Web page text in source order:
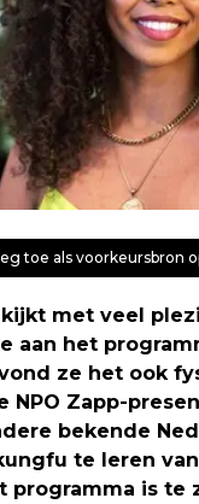
toe als voorkeursbron
kijkt met veel
aan het
ze het ook
NPO Zapp-
bekende
te leren
programma is te